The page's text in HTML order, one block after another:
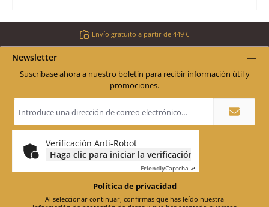
Envío gratuito a partir de 449 €
Newsletter
Suscríbase ahora a nuestro boletín para recibir información útil y
promociones.
de
correo
electrónico
Verificación Anti-Robot
Haga clic para iniciar la verificación
FriendlyCaptcha ⇗
Política de privacidad